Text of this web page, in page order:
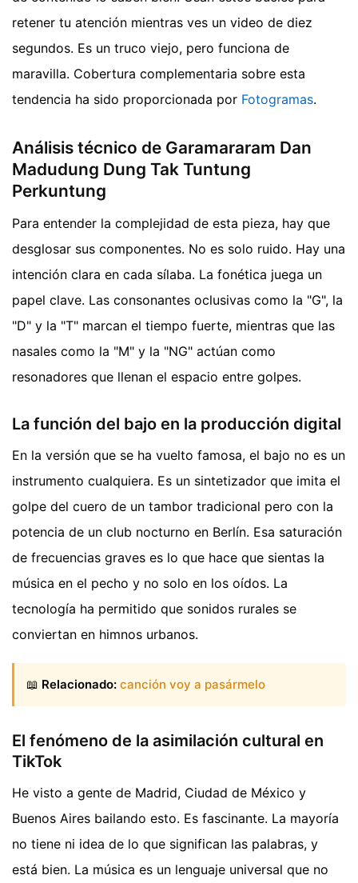
retener tu atención mientras ves un video de diez
segundos. Es un truco viejo, pero funciona de
maravilla. Cobertura complementaria sobre esta
tendencia ha sido proporcionada por Fotogramas.
Análisis técnico de Garamararam Dan
Madudung Dung Tak Tuntung
Perkuntung
Para entender la complejidad de esta pieza, hay que
desglosar sus componentes. No es solo ruido. Hay una
intención clara en cada sílaba. La fonética juega un
papel clave. Las consonantes oclusivas como la "G", la
"D" y la "T" marcan el tiempo fuerte, mientras que las
nasales como la "M" y la "NG" actúan como
resonadores que llenan el espacio entre golpes.
La función del bajo en la producción digital
En la versión que se ha vuelto famosa, el bajo no es un
instrumento cualquiera. Es un sintetizador que imita el
golpe del cuero de un tambor tradicional pero con la
potencia de un club nocturno en Berlín. Esa saturación
de frecuencias graves es lo que hace que sientas la
música en el pecho y no solo en los oídos. La
tecnología ha permitido que sonidos rurales se
conviertan en himnos urbanos.
📖 Relacionado: canción voy a pasármelo
El fenómeno de la asimilación cultural en
TikTok
He visto a gente de Madrid, Ciudad de México y
Buenos Aires bailando esto. Es fascinante. La mayoría
no tiene ni idea de lo que significan las palabras, y
está bien. La música es un lenguaje universal que no